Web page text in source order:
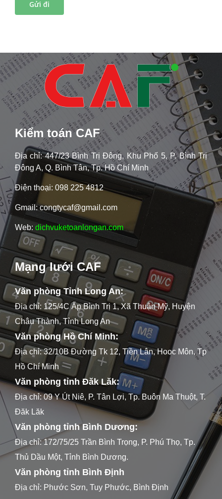
Kiểm toán CAF
Địa chỉ: 447/23 Bình Trị Đông, Khu Phố 5, P. Bình Trị
Đông A, Q. Bình Tân, Tp. Hồ Chí Minh
Điện thoại: 098 225 4812
Gmail: congtycaf@gmail.com
Web: dichvuketoanlongan.com
Mạng lưới CAF
Văn phòng Tỉnh Long An:
Địa chỉ: 125/4C Ấp Bình Trị 1, Xã Thuận Mỹ, Huyện
Châu Thành, Tỉnh Long An
Văn phòng Hồ Chí Minh:
Địa chỉ: 32/10B Đường Tk 12, Tiền Lân, Hooc Môn, Tp
Hồ Chí Minh
Văn phòng tỉnh Đăk Lăk:
Địa chỉ: 09 Y Út Niê, P. Tân Lợi, Tp. Buôn Ma Thuột, T.
Đăk Lăk
Văn phòng tỉnh Bình Dương:
Địa chỉ: 172/75/25 Trần Bình Trọng, P. Phú Thọ, Tp.
Thủ Dầu Một, Tỉnh Bình Dương.
Văn phòng tỉnh Bình Định
Địa chỉ: Phước Sơn, Tuy Phước, Bình Định